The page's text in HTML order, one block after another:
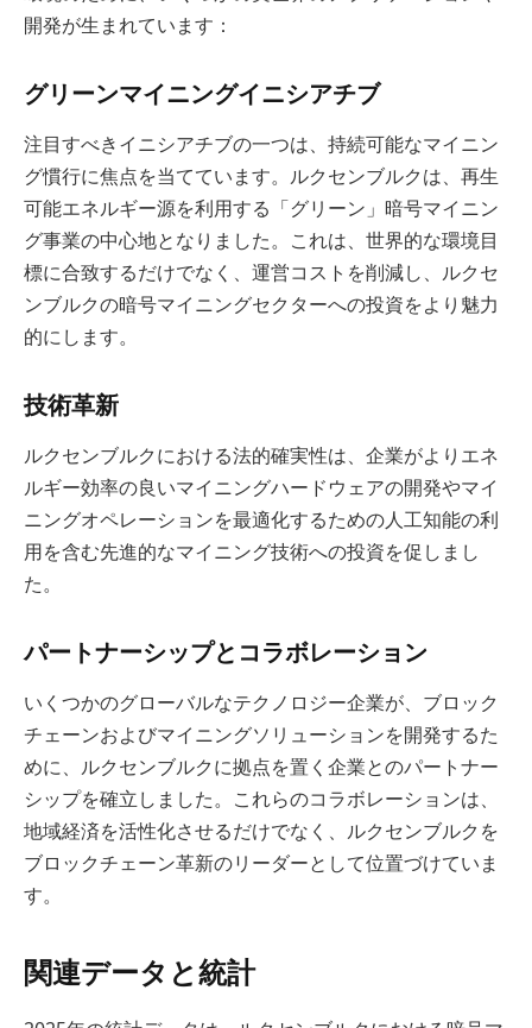
開発が生まれています：
グリーンマイニングイニシアチブ
注目すべきイニシアチブの一つは、持続可能なマイニン
グ慣行に焦点を当てています。ルクセンブルクは、再生
可能エネルギー源を利用する「グリーン」暗号マイニン
グ事業の中心地となりました。これは、世界的な環境目
標に合致するだけでなく、運営コストを削減し、ルクセ
ンブルクの暗号マイニングセクターへの投資をより魅力
的にします。
技術革新
ルクセンブルクにおける法的確実性は、企業がよりエネ
ルギー効率の良いマイニングハードウェアの開発やマイ
ニングオペレーションを最適化するための人工知能の利
用を含む先進的なマイニング技術への投資を促しまし
た。
パートナーシップとコラボレーション
いくつかのグローバルなテクノロジー企業が、ブロック
チェーンおよびマイニングソリューションを開発するた
めに、ルクセンブルクに拠点を置く企業とのパートナー
シップを確立しました。これらのコラボレーションは、
地域経済を活性化させるだけでなく、ルクセンブルクを
ブロックチェーン革新のリーダーとして位置づけていま
す。
関連データと統計